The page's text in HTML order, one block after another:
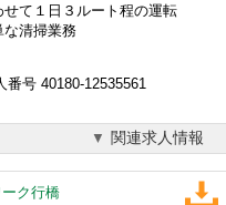
て１日３ルート程の運転
清掃業務
号 40180-12535561
関連求人情報
ク行橋